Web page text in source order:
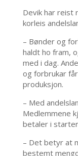
Devik har reist
korleis
– Bønder og
haldt ho fram,
med i dag.
og forbrukar
produksjon.
– Med
Medlemmene
betaler i
– Det betyr at
bestemt